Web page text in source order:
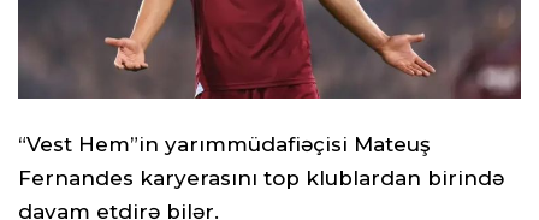
“Vest Hem”in yarımmüdafiəçisi Mateuş
Fernandes karyerasını top klublardan birində
davam etdirə bilər.